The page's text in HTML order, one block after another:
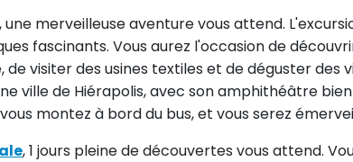
une merveilleuse aventure vous attend.
fascinants. Vous aurez l'occasion de
visiter des usines textiles et de déguster des
ville de Hiérapolis, avec son amphithéâtre
montez à bord du bus, et vous serez
, 1 jours pleine de découvertes vous attend.